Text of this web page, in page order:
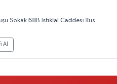
Sokak 68B İstiklal Caddesi Rus
Al